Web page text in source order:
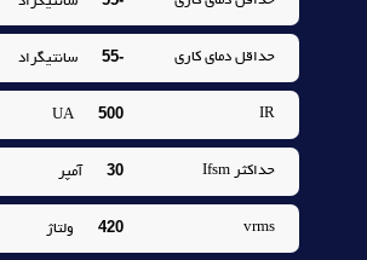
حداقل دماي کاري -55 سانتيگراد
IR
500
UA
حداکثر Ifsm 30 آمپر
vrms
420 ولتاژ